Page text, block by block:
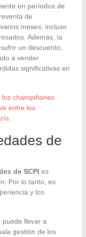
en períodos de
de
meses, incluso
Además, la
un descuento,
a vender
significativas en
champiñones
entre los
de
de SCPI es
Por lo tanto, es
y los
puede llevar a
gestión de los